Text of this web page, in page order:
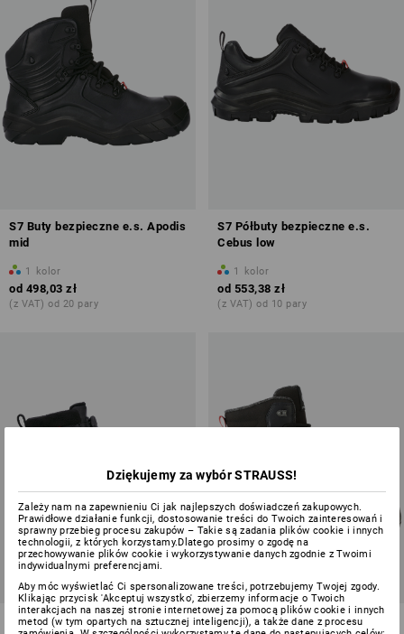
S7 Buty bezpieczne e.s. Apodis
mid
1 kolor
od 498,03 zł
(z VAT) od 20 pary
S7 Półbuty bezpieczne e.s.
Cebus low
1 kolor
od 553,38 zł
(z VAT) od 10 pary
S7S Buty bezpieczne e.s.
S7 Buty bezpieczne e.s.
Dziękujemy za wybór STRAUSS!
Zależy nam na zapewnieniu Ci jak najlepszych doświadczeń zakupowych.
Prawidłowe działanie funkcji, dostosowanie treści do Twoich zainteresowań i
sprawny przebieg procesu zakupów – Takie są zadania plików cookie i innych
technologii, z których korzystamy.Dlatego prosimy o zgodę na
przechowywanie plików cookie i wykorzystywanie danych zgodnie z Twoimi
indywidualnymi preferencjami.
Aby móc wyświetlać Ci spersonalizowane treści, potrzebujemy Twojej zgody.
Klikając przycisk 'Akceptuj wszystko', zbierzemy informacje o Twoich
interakcjach na naszej stronie internetowej za pomocą plików cookie i innych
metod (w tym opartych na sztucznej inteligencji), a także dane z procesu